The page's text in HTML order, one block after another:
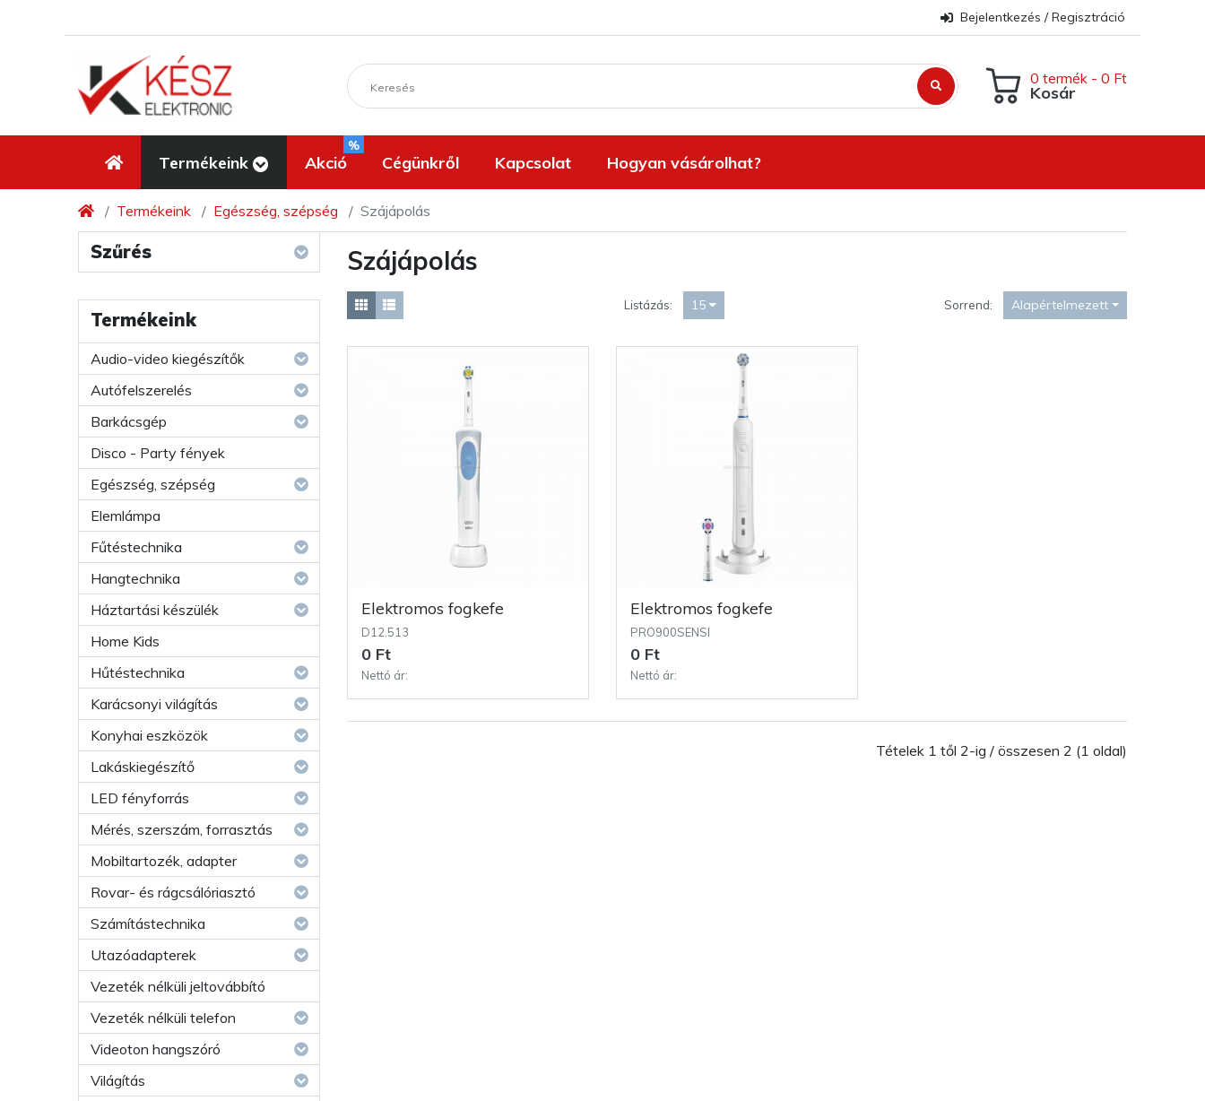
Bejelentkezés / Regisztráció
Kosár
0 termék - 0 Ft
Termékeink Akció
%
Cégünkről Kapcsolat Hogyan vásárolhat?
Termékeink Egészség, szépség Szájápolás
Szűrés
Termékeink
Audio-video kiegészítők
Autófelszerelés
Barkácsgép
Disco - Party fények
Egészség, szépség
Elemlámpa
Fűtéstechnika
Hangtechnika
Háztartási készülék
Home Kids
Hűtéstechnika
Karácsonyi világítás
Konyhai eszközök
Lakáskiegészítő
LED fényforrás
Mérés, szerszám, forrasztás
Mobiltartozék, adapter
Rovar- és rágcsálóriasztó
Számítástechnika
Utazóadapterek
Vezeték nélküli jeltovábbító
Vezeték nélküli telefon
Videoton hangszóró
Világítás
Szájápolás
Listázás: 15 Sorrend: Alapértelmezett
Elektromos fogkefe
D12.513
0 Ft
Nettó ár:
Elektromos fogkefe
PRO900SENSI
0 Ft
Nettó ár:
Tételek 1 től 2-ig / összesen 2 (1 oldal)